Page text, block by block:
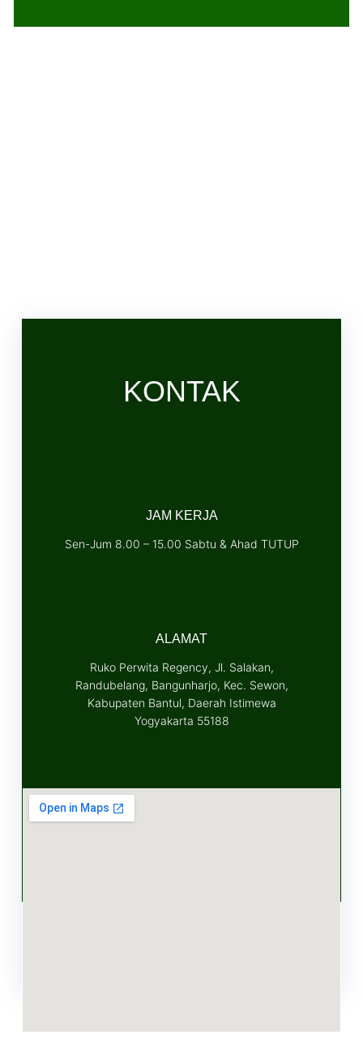
KONTAK
JAM KERJA
Sen-Jum 8.00 – 15.00 Sabtu & Ahad TUTUP
ALAMAT
Ruko Perwita Regency, Jl. Salakan,
Randubelang, Bangunharjo, Kec. Sewon,
Kabupaten Bantul, Daerah Istimewa
Yogyakarta 55188